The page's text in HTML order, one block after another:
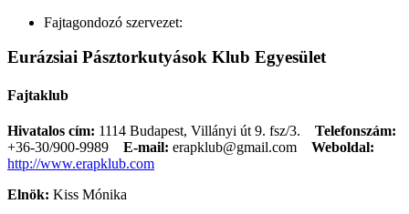
Fajtagondozó szervezet:
Eurázsiai Pásztorkutyások Klub Egyesület
Fajtaklub
Hivatalos cím: 1114 Budapest, Villányi út 9. fsz/3. Telefonszám:
+36-30/900-9989
E-mail: erapklub@gmail.com
Weboldal:
http://www.erapklub.com
Elnök: Kiss Mónika